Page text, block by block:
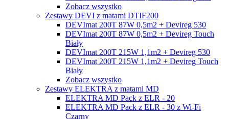
Zobacz wszystko
Zestawy DEVI z matami DTIF200
DEVImat 200T 87W 0,5m2 + Devireg 530
DEVImat 200T 87W 0,5m2 + Devireg Touch
Biały
DEVImat 200T 215W 1,1m2 + Devireg 530
DEVImat 200T 215W 1,1m2 + Devireg Touch
Biały
Zobacz wszystko
Zestawy ELEKTRA z matami MD
ELEKTRA MD Pack z ELR - 20
ELEKTRA MD Pack z ELR - 30 z Wi-Fi
Czarny